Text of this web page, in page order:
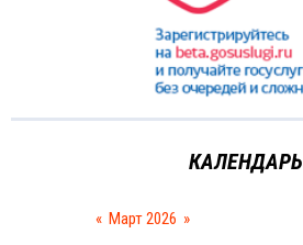
КАЛЕНДАРЬ
« Март 2026 »